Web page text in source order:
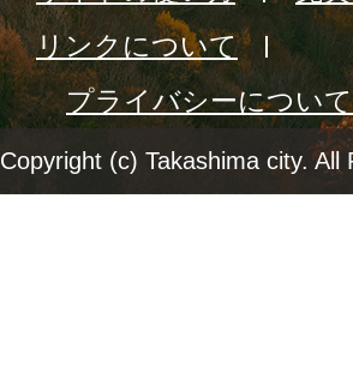
リンクについて
プライバシーについて
Copyright (c) Takashima city. All